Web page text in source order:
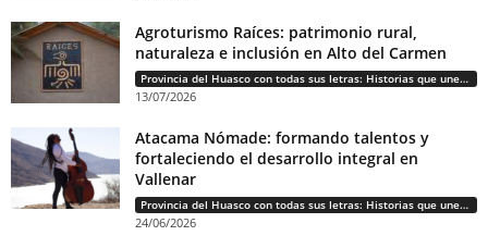
Agroturismo Raíces: patrimonio rural,
naturaleza e inclusión en Alto del Carmen
Provincia del Huasco con todas sus letras: Historias que unen cultura, diversidad e identidad
13/07/2026
Atacama Nómade: formando talentos y
fortaleciendo el desarrollo integral en
Vallenar
Provincia del Huasco con todas sus letras: Historias que unen cultura, diversidad e identidad
24/06/2026